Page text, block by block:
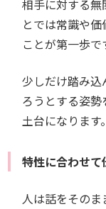
相手に対する
とでは常識や
ことが第一歩で
少しだけ踏み込
ろうとする姿
土台になります。
特性に合わせ
人は話をその